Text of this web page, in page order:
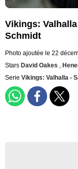
Vikings:
Schmidt
Photo ajoutée le 22
Stars David Oakes ,
Serie Vikings: Valhalla -